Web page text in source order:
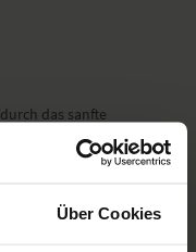
Über Cookies
das sanfte
mir persönlich
Ob ich jedoch jemals
bezweifle ich -
zu ermutigen!